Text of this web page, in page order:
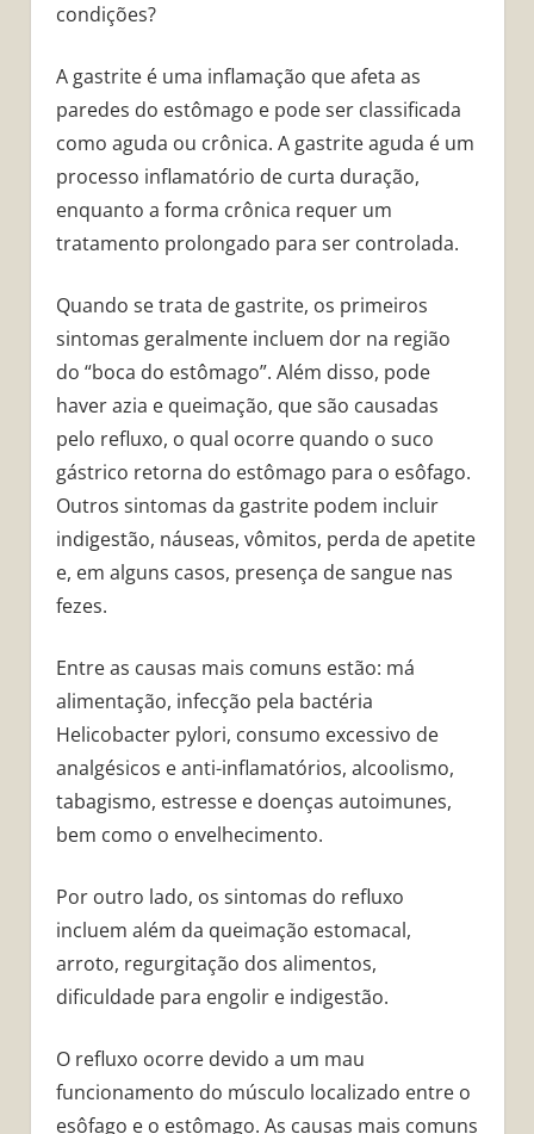
condições?
A gastrite é uma inflamação que afeta as
paredes do estômago e pode ser classificada
como aguda ou crônica. A gastrite aguda é um
processo inflamatório de curta duração,
enquanto a forma crônica requer um
tratamento prolongado para ser controlada.
Quando se trata de gastrite, os primeiros
sintomas geralmente incluem dor na região
do “boca do estômago”. Além disso, pode
haver azia e queimação, que são causadas
pelo refluxo, o qual ocorre quando o suco
gástrico retorna do estômago para o esôfago.
Outros sintomas da gastrite podem incluir
indigestão, náuseas, vômitos, perda de apetite
e, em alguns casos, presença de sangue nas
fezes.
Entre as causas mais comuns estão: má
alimentação, infecção pela bactéria
Helicobacter pylori, consumo excessivo de
analgésicos e anti-inflamatórios, alcoolismo,
tabagismo, estresse e doenças autoimunes,
bem como o envelhecimento.
Por outro lado, os sintomas do refluxo
incluem além da queimação estomacal,
arroto, regurgitação dos alimentos,
dificuldade para engolir e indigestão.
O refluxo ocorre devido a um mau
funcionamento do músculo localizado entre o
esôfago e o estômago. As causas mais comuns